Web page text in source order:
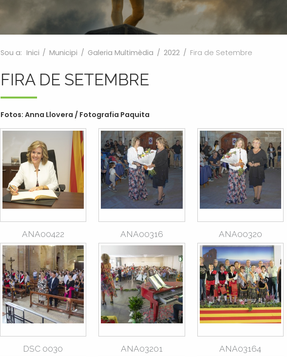
Sou a: Inici / Municipi / Galeria Multimèdia / 2022 / Fira de Setembre
FIRA DE SETEMBRE
Fotos: Anna Llovera / Fotografia Paquita
ANA00422 ANA00316 ANA00320
DSC 0030 ANA03201 ANA03164